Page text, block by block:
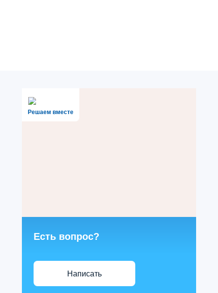
Решаем вместе
Есть вопрос?
Написать